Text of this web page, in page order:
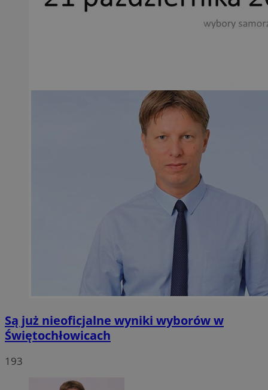
Są już nieoficjalne wyniki wyborów w
Świętochłowicach
193